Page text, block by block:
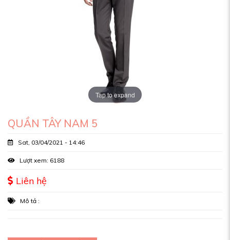
Tap to expand
QUẦN TÂY NAM 5
Sat, 03/04/2021 - 14:46
Lượt xem: 6188
Liên hệ
Mô tả :